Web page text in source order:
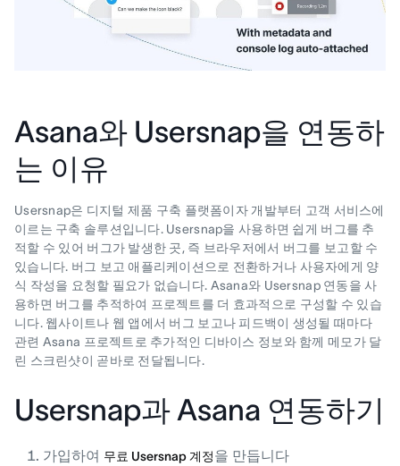
Asana와 Usersnap을 연동하
는 이유
Usersnap은 디지털 제품 구축 플랫폼이자 개발부터 고객 서비스에
이르는 구축 솔루션입니다. Usersnap을 사용하면 쉽게 버그를 추
적할 수 있어 버그가 발생한 곳, 즉 브라우저에서 버그를 보고할 수
있습니다. 버그 보고 애플리케이션으로 전환하거나 사용자에게 양
식 작성을 요청할 필요가 없습니다. Asana와 Usersnap 연동을 사
용하면 버그를 추적하여 프로젝트를 더 효과적으로 구성할 수 있습
니다. 웹사이트나 웹 앱에서 버그 보고나 피드백이 생성될 때마다
관련 Asana 프로젝트로 추가적인 디바이스 정보와 함께 메모가 달
린 스크린샷이 곧바로 전달됩니다.
Usersnap과 Asana 연동하기
가입하여 무료 Usersnap 계정을 만듭니다